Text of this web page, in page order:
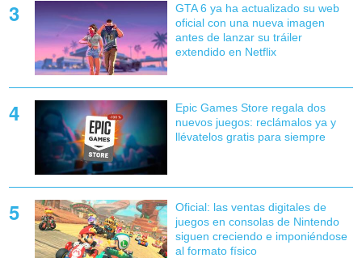
GTA 6 ya ha actualizado su web
oficial con una nueva imagen
antes de lanzar su tráiler
extendido en Netflix
Epic Games Store regala dos
nuevos juegos: reclámalos ya y
llévatelos gratis para siempre
Oficial: las ventas digitales de
juegos en consolas de Nintendo
siguen creciendo e imponiéndose
al formato físico